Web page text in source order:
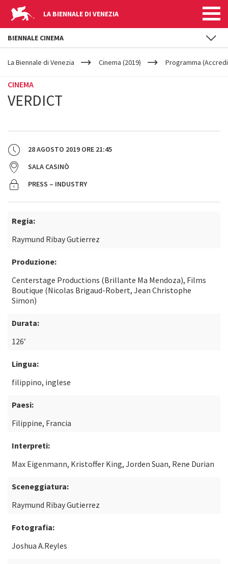
LA BIENNALE DI VENEZIA
YOUR
ARE
La Biennale di Venezia Cinema (2019) Programma
CINEMA
VERDICT
28 AGOSTO 2019 ORE 21:45
SALA CASINÒ
PRESS – INDUSTRY
Regia:
Raymund Ribay Gutierrez
Produzione:
Centerstage Productions (Brillante Ma Mendoza), Films
Boutique (Nicolas Brigaud-Robert, Jean Christophe
Simon)
Durata:
126’
Lingua:
filippino, inglese
Paesi:
Filippine, Francia
Interpreti:
Max Eigenmann, Kristoffer King, Jorden Suan, Rene Durian
Sceneggiatura:
Raymund Ribay Gutierrez
Fotografia:
Joshua A.Reyles
BIENNALE CINEMA